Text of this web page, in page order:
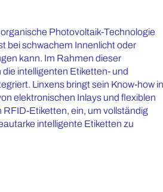
Photovoltaik-Technologie
bei schwachem Innenlicht oder
kann. Im Rahmen dieser
intelligenten Etiketten- und
Linxens bringt sein Know-how in
elektronischen Inlays und flexiblen
Etiketten, ein, um vollständig
intelligente Etiketten zu